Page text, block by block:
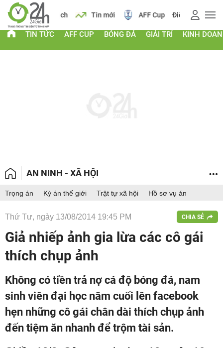
Lịch Tin mới AFF Cup Điểm chuẩn 2026
TIN TỨC AFF CUP BÓNG ĐÁ GIẢI TRÍ KINH
AN NINH - XÃ HỘI
Trọng án Kỳ án thế giới Trật tự xã hội Hồ sơ vụ án
Thứ Tư, ngày 13/08/2014 19:45 PM CHIA SẺ
Giả nhiếp ảnh gia lừa các cô gái
thích chụp ảnh
Không có tiền trả nợ cá độ bóng đá, nam
sinh viên đại học năm cuối lên facebook
hẹn những cô gái chân dài thích chụp ảnh
đến tiệm ăn nhanh để trộm tài sản.